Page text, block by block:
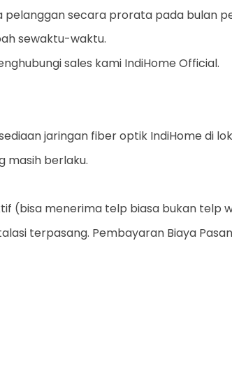
pelanggan secara prorata pada bulan
sewaktu-waktu.
sales kami IndiHome Official.
jaringan fiber optik IndiHome di
masih berlaku.
(bisa menerima telp biasa bukan telp
terpasang. Pembayaran Biaya